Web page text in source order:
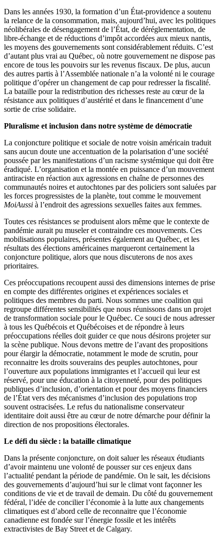
Dans les années 1930, la formation d’un État-providence a soutenu
la relance de la consommation, mais, aujourd’hui, avec les politiques
néolibérales de désengagement de l’État, de déréglementation, de
libre-échange et de réductions d’impôt accordées aux mieux nantis,
les moyens des gouvernements sont considérablement réduits. C’est
d’autant plus vrai au Québec, où notre gouvernement ne dispose pas
encore de tous les pouvoirs sur les revenus fiscaux. De plus, aucun
des autres partis à l’Assemblée nationale n’a la volonté ni le courage
politique d’opérer un changement de cap pour redresser la fiscalité.
La bataille pour la redistribution des richesses reste au cœur de la
résistance aux politiques d’austérité et dans le financement d’une
sortie de crise solidaire.
Pluralisme et inclusion dans notre système de démocratie
La conjoncture politique et sociale de notre voisin américain traduit
sans aucun doute une accentuation de la polarisation d’une société
poussée par les manifestations d’un racisme systémique qui doit être
éradiqué. L’organisation et la montée en puissance d’un mouvement
antiraciste en réaction aux agressions en chaîne de personnes des
communautés noires et autochtones par des policiers sont saluées par
les forces progressistes de la planète, tout comme le mouvement
MoiAussi à l’endroit des agressions sexuelles faites aux femmes.
Toutes ces résistances se produisent alors même que le contexte de
pandémie aurait pu museler et contraindre ces mouvements. Ces
mobilisations populaires, présentes également au Québec, et les
résultats des élections américaines marqueront certainement la
conjoncture politique, alors que nous discuterons de nos axes
prioritaires.
Ces préoccupations recoupent aussi des dimensions internes de prise
en compte des différentes origines et expériences sociales et
politiques des membres du parti. Nous sommes une coalition qui
regroupe différentes sensibilités que nous réunissons dans un projet
de transformation sociale pour le Québec. Ce souci de nous adresser
à tous les Québécois et Québécoises et de répondre à leurs
préoccupations réelles doit guider ce que nous désirons projeter sur
la scène publique. Nous devons mettre de l’avant des propositions
pour élargir la démocratie, notamment le mode de scrutin, pour
reconnaitre les droits souverains des peuples autochtones, pour
l’ouverture aux populations immigrantes et l’accueil qui leur est
réservé, pour une éducation à la citoyenneté, pour des politiques
publiques d’inclusion, d’orientation et pour des moyens financiers
de l’État vers des mécanismes d’inclusion des populations trop
souvent ostracisées. Le refus du nationalisme conservateur
identitaire doit aussi être au cœur de notre démarche pour définir la
direction de nos propositions électorales.
Le défi du siècle : la bataille climatique
Dans la présente conjoncture, on doit saluer les réseaux étudiants
d’avoir maintenu une volonté de pousser sur ces enjeux dans
l’actualité pendant la période de pandémie. On le sait, les décisions
des gouvernements d’aujourd’hui sur le climat vont façonner les
conditions de vie et de travail de demain. Du côté du gouvernement
fédéral, l’idée de concilier l’économie à la lutte aux changements
climatiques est d’abord celle de reconnaitre que l’économie
canadienne est fondée sur l’énergie fossile et les intérêts
extractivistes de Bay Street et de Calgary.